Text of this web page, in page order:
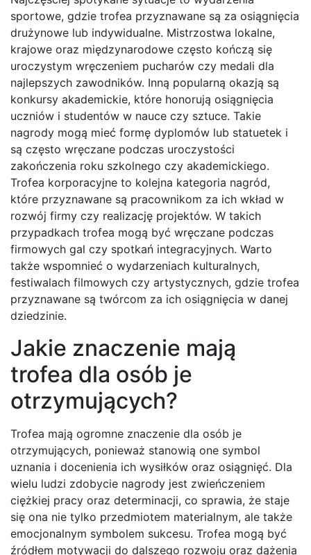
sportowe, gdzie trofea przyznawane są za osiągnięcia
drużynowe lub indywidualne. Mistrzostwa lokalne,
krajowe oraz międzynarodowe często kończą się
uroczystym wręczeniem pucharów czy medali dla
najlepszych zawodników. Inną popularną okazją są
konkursy akademickie, które honorują osiągnięcia
uczniów i studentów w nauce czy sztuce. Takie
nagrody mogą mieć formę dyplomów lub statuetek i
są często wręczane podczas uroczystości
zakończenia roku szkolnego czy akademickiego.
Trofea korporacyjne to kolejna kategoria nagród,
które przyznawane są pracownikom za ich wkład w
rozwój firmy czy realizację projektów. W takich
przypadkach trofea mogą być wręczane podczas
firmowych gal czy spotkań integracyjnych. Warto
także wspomnieć o wydarzeniach kulturalnych,
festiwalach filmowych czy artystycznych, gdzie trofea
przyznawane są twórcom za ich osiągnięcia w danej
dziedzinie.
Jakie znaczenie mają
trofea dla osób je
otrzymujących?
Trofea mają ogromne znaczenie dla osób je
otrzymujących, ponieważ stanowią one symbol
uznania i docenienia ich wysiłków oraz osiągnięć. Dla
wielu ludzi zdobycie nagrody jest zwieńczeniem
ciężkiej pracy oraz determinacji, co sprawia, że staje
się ona nie tylko przedmiotem materialnym, ale także
emocjonalnym symbolem sukcesu. Trofea mogą być
źródłem motywacji do dalszego rozwoju oraz dążenia